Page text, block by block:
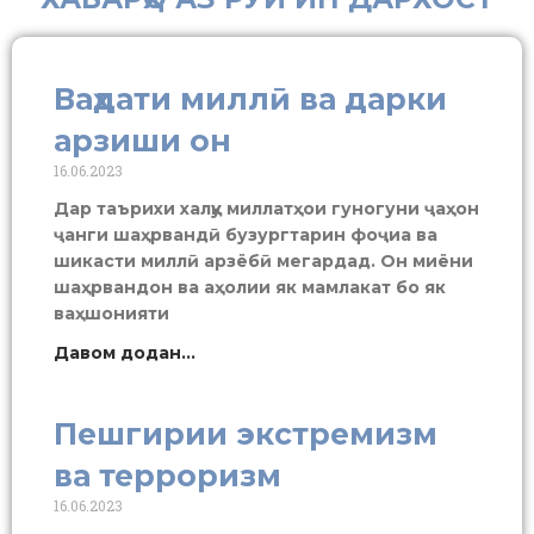
Ваҳдати миллӣ ва дарки
арзиши он
16.06.2023
Дар таърихи халқу миллатҳои гуногуни ҷаҳон
ҷанги шаҳрвандӣ бузургтарин фоҷиа ва
шикасти миллӣ арзёбӣ мегардад. Он миёни
шаҳрвандон ва аҳолии як мамлакат бо як
ваҳшонияти
Давом додан...
Пешгирии экстремизм
ва терроризм
16.06.2023